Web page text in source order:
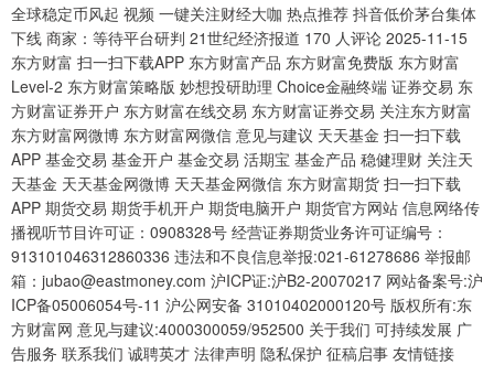
全球稳定币风起 视频 一键关注财经大咖 热点推荐 抖音低价茅台集体
下线 商家：等待平台研判 21世纪经济报道 170 人评论 2025-11-15
东方财富 扫一扫下载APP 东方财富产品 东方财富免费版 东方财富
Level-2 东方财富策略版 妙想投研助理 Choice金融终端 证券交易 东
方财富证券开户 东方财富在线交易 东方财富证券交易 关注东方财富
东方财富网微博 东方财富网微信 意见与建议 天天基金 扫一扫下载
APP 基金交易 基金开户 基金交易 活期宝 基金产品 稳健理财 关注天
天基金 天天基金网微博 天天基金网微信 东方财富期货 扫一扫下载
APP 期货交易 期货手机开户 期货电脑开户 期货官方网站 信息网络传
播视听节目许可证：0908328号 经营证券期货业务许可证编号：
913101046312860336 违法和不良信息举报:021-61278686 举报邮
箱：jubao@eastmoney.com 沪ICP证:沪B2-20070217 网站备案号:沪
ICP备05006054号-11 沪公网安备 31010402000120号 版权所有:东
方财富网 意见与建议:4000300059/952500 关于我们 可持续发展 广
告服务 联系我们 诚聘英才 法律声明 隐私保护 征稿启事 友情链接